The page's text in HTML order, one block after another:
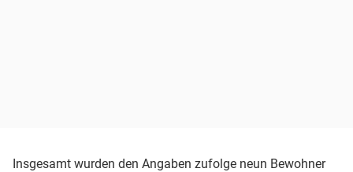
Insgesamt wurden den Angaben zufolge neun Bewohner